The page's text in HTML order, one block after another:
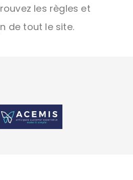
les règles et
de tout le site.